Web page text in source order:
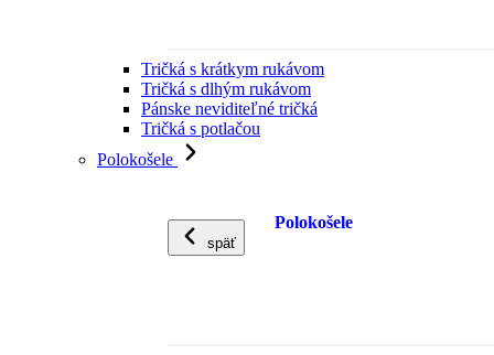
Tričká s krátkym rukávom
Tričká s dlhým rukávom
Pánske neviditeľné tričká
Tričká s potlačou
Polokošele
späť
Polokošele